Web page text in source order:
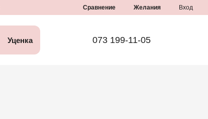
Сравнение Желания Вход
Уценка 073 199-11-05